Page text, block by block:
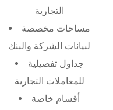
التجارية
مساحات مخصصة
لبيانات الشركة والبنك
جداول تفصيلية
للمعاملات التجارية
أقسام خاصة